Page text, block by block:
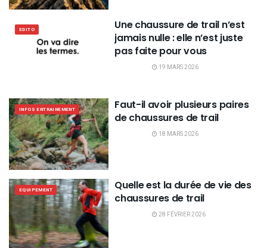
EDITO
Une chaussure de trail n’est
jamais nulle : elle n’est juste
pas faite pour vous
19 MARS 2026
INFOS ENTRAINEMENT
Faut-il avoir plusieurs paires
de chaussures de trail
18 MARS 2026
EQUIPEMENT
Quelle est la durée de vie des
chaussures de trail
28 FÉVRIER 2026